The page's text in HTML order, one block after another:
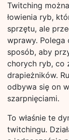
Twitching
łowienia ryb,
sprzętu, ale
wprawy. Polega
sposób, aby
chorych ryb, co
drapieżników.
odbywa się on
szarpnięciami.
To właśnie te
twitchingu.